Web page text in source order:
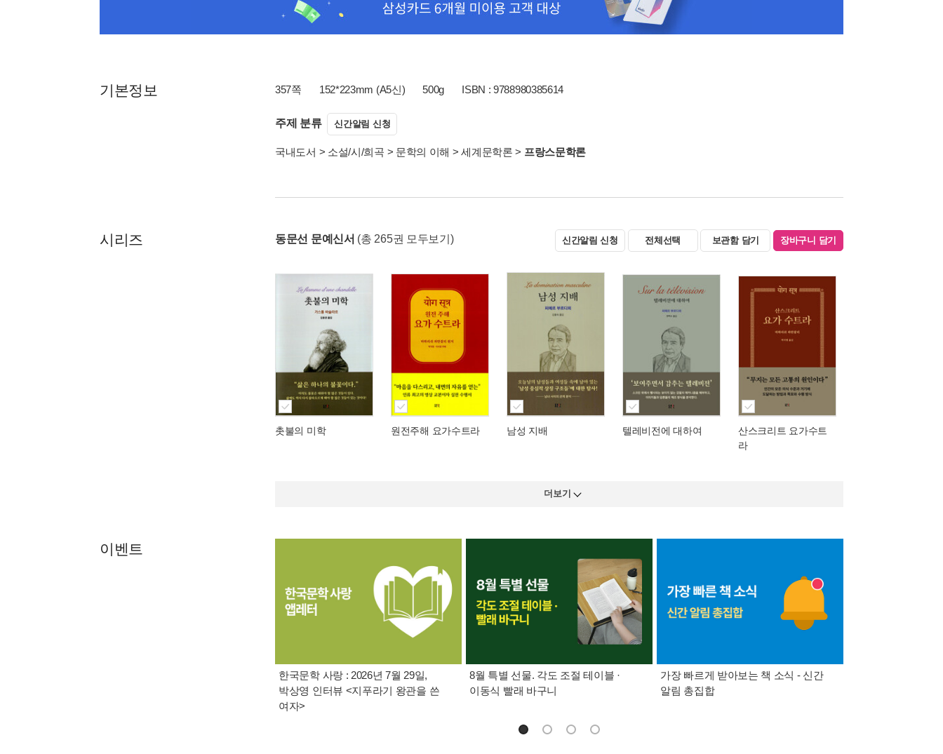
기본정보 357쪽 152*223mm (A5신) 500g ISBN : 9788980385614
주제 분류 신간알림 신청
국내도서 > 소설/시/희곡 > 문학의 이해 >세계문학론 > 프랑스문학론
시리즈 동문선 문예신서 (총 265권 모두보기) 신간알림 신청 전체선택 보관함 담기 장바구니 담기
촛불의 미학 원전주해 요가수트라 남성 지배 텔레비전에 대하여
산스크리트 요가수트
라
더보기
이벤트
한국문학 사랑 : 2026년 7월 29일,
박상영 인터뷰 <지푸라기 왕관을 쓴
여자>
8월 특별 선물. 각도 조절 테이블 ·
이동식 빨래 바구니
가장 빠르게 받아보는 책 소식 - 신간
알림 총집합